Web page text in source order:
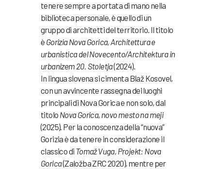
tenere sempre a portata di mano nella
biblioteca personale, è quello di un
gruppo di architetti del territorio. Il titolo
è Gorizia Nova Gorica, Architettura e
urbanistica del Novecento/Architektura in
urbanizem 20. Stoletja(2024).
In lingua slovena si cimenta Blaž Kosovel,
con un avvincente rassegna dei luoghi
principali di Nova Gorica e non solo, dal
titolo Nova Gorica, novo mesto na meji
(2025). Per la conoscenza della “nuova”
Gorizia è da tenere in considerazione il
classico di Tomaž Vuga, Projekt: Nova
Gorica(Založba ZRC 2020), mentre per